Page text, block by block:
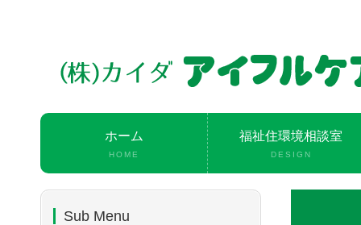
ホーム
HOME
福祉住環境相談室
DESIGN
Sub Menu